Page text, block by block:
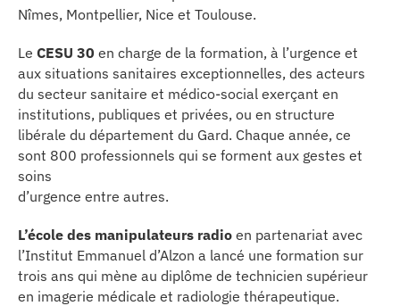
Nîmes, Montpellier, Nice et Toulouse.
Le CESU 30 en charge de la formation, à l’urgence et
aux situations sanitaires exceptionnelles, des acteurs
du secteur sanitaire et médico-social exerçant en
institutions, publiques et privées, ou en structure
libérale du département du Gard. Chaque année, ce
sont 800 professionnels qui se forment aux gestes et
soins
d’urgence entre autres.
L’école des manipulateurs radio en partenariat avec
l’Institut Emmanuel d’Alzon a lancé une formation sur
trois ans qui mène au diplôme de technicien supérieur
en imagerie médicale et radiologie thérapeutique.